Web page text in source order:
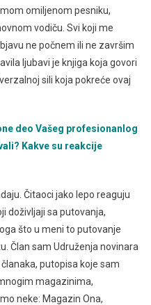
omiljenom pesniku,
vodiču. Svi koji me
ne počnem ili ne završim
ljubavi je knjiga koja govori
sili koja pokreće ovaj
deo Vašeg profesionanlog
Kakve su reakcije
Čitaoci jako lepo reaguju
doživljaji sa putovanja,
što u meni to putovanje
Član sam Udruženja novinara
putopisa koje sam
magazinima,
neke: Magazin Ona,